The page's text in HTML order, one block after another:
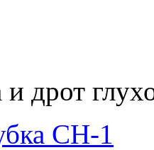
и дрот
СН-1